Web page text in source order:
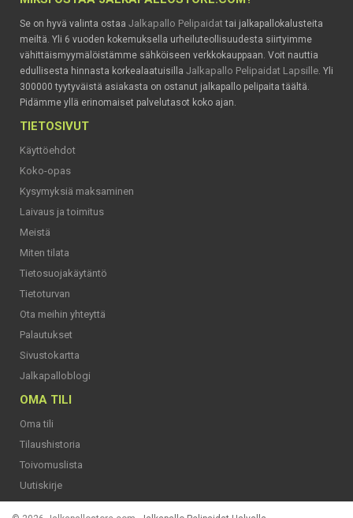
Se on hyvä valinta ostaa Jalkapallo Pelipaidattai jalkapallokalusteita
meiltä. Yli 6 vuoden kokemuksella urheiluteollisuudesta siirtyimme
vähittäismyymälöistämme sähköiseen verkkokauppaan. Voit nauttia
edullisesta hinnasta korkealaatuisilla Jalkapallo Pelipaidat Lapsille. Yli
300000 tyytyväistä asiakasta on ostanut jalkapallo pelipaita täältä.
Pidämme yllä erinomaiset palvelutasot koko ajan.
TIETOSIVUT
Käyttöehdot
Koko-opas
Kysymyksiä maksaminen
Laivaus ja toimitus
Meistä
Miten tilata
Tietosuojakäytäntö
Tietoturvan
Ota meihin yhteyttä
Palautukset
Sivustokartta
Jalkapalloblogi
OMA TILI
Oma tili
Tilaushistoria
Toivomuslista
Uutiskirje